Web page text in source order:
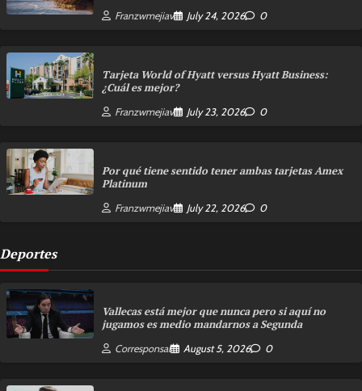
Franzwmejiav July 24, 2026 0
Tarjeta World of Hyatt versus Hyatt Business:
¿Cuál es mejor?
Franzwmejiav July 23, 2026 0
Por qué tiene sentido tener ambas tarjetas Amex
Platinum
Franzwmejiav July 22, 2026 0
Deportes
Vallecas está mejor que nunca pero si aquí no
jugamos es medio mandarnos a Segunda
Corresponsal August 5, 2026 0